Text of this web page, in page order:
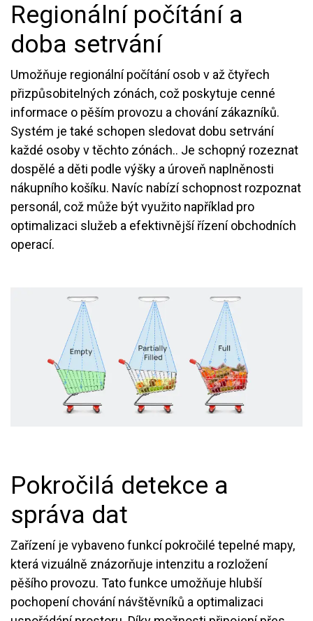
Regionální počítání a
doba setrvání
Umožňuje regionální počítání osob v až čtyřech
přizpůsobitelných zónách, což poskytuje cenné
informace o pěším provozu a chování zákazníků.
Systém je také schopen sledovat dobu setrvání
každé osoby v těchto zónách.. Je schopný rozeznat
dospělé a děti podle výšky a úroveň naplněnosti
nákupního košíku. Navíc nabízí schopnost rozpoznat
personál, což může být využito například pro
optimalizaci služeb a efektivnější řízení obchodních
operací.
Pokročilá detekce a
správa dat
Zařízení je vybaveno funkcí pokročilé tepelné mapy,
která vizuálně znázorňuje intenzitu a rozložení
pěšího provozu. Tato funkce umožňuje hlubší
pochopení chování návštěvníků a optimalizaci